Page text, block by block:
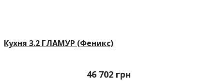
Кухня 3.2 ГЛАМУР (Феникс)
46 702 грн